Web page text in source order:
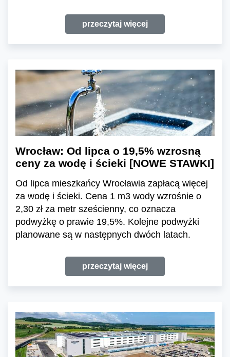
przeczytaj więcej
Wrocław: Od lipca o 19,5% wzrosną
ceny za wodę i ścieki [NOWE STAWKI]
Od lipca mieszkańcy Wrocławia zapłacą więcej
za wodę i ścieki. Cena 1 m3 wody wzrośnie o
2,30 zł za metr sześcienny, co oznacza
podwyżkę o prawie 19,5%. Kolejne podwyżki
planowane są w następnych dwóch latach.
przeczytaj więcej